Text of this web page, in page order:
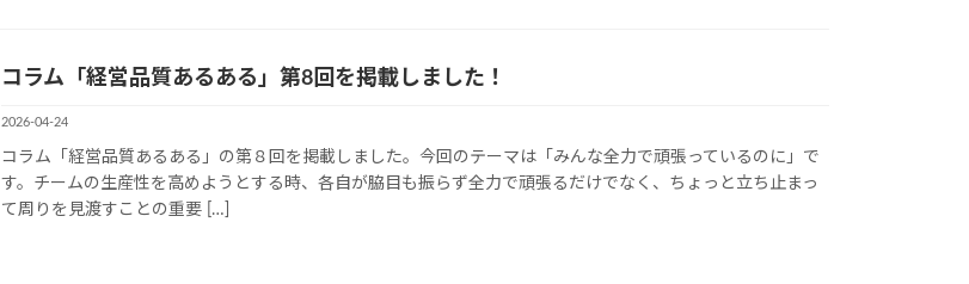
コラム「経営品質あるある」第8回を掲載しました！
2026-04-24
コラム「経営品質あるある」の第８回を掲載しました。今回のテーマは「みんな全力で頑張っているのに」で
す。チームの生産性を高めようとする時、各自が脇目も振らず全力で頑張るだけでなく、ちょっと立ち止まっ
て周りを見渡すことの重要 […]